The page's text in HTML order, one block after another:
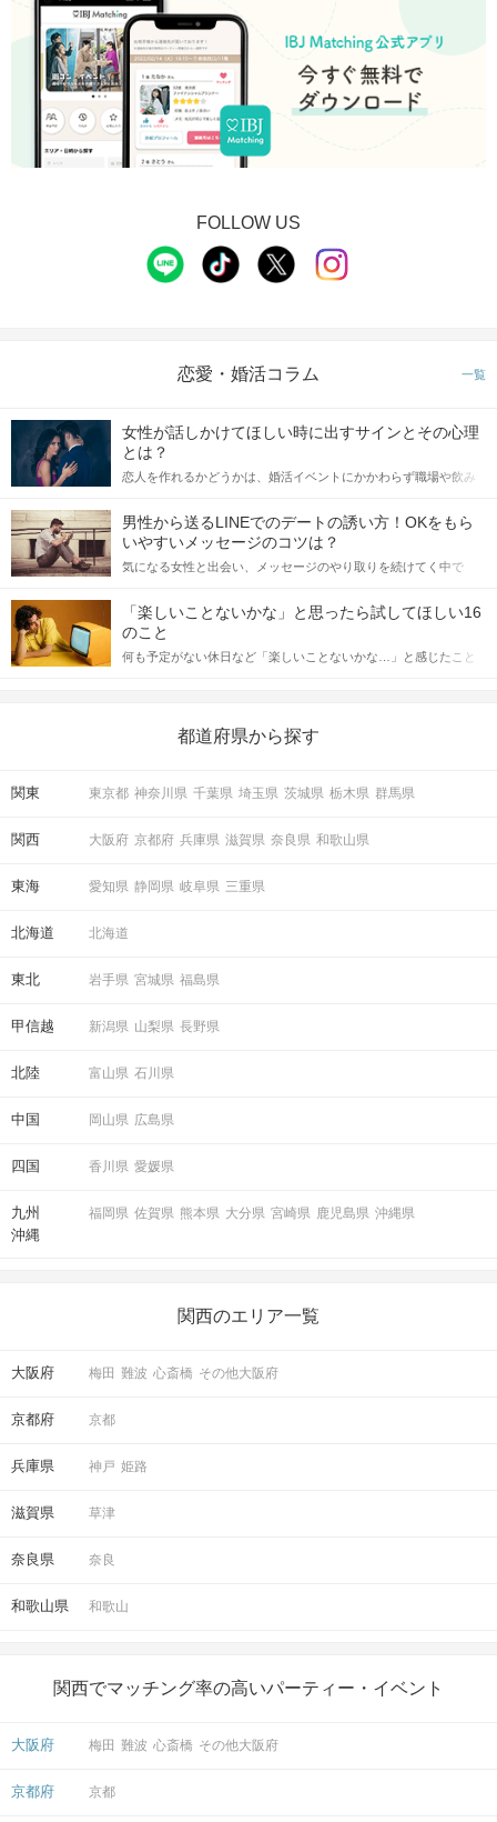
FOLLOW US
恋愛・婚活コラム 一覧
女性が話しかけてほしい時に出すサインとその心理
とは？
恋人を作れるかどうかは、婚活イベントにかかわらず職場や飲み
てアプローチできるかにも左右されます。 これから恋人作りを本
格的に始めようとしている方は、女性が異性を求めて出すサイン
をしっかりと理解し、正しい行動に移せるかどうかが重要。 この
記事では、女性が話しかけて欲しい時に出すサインとその心理を
合にどのような行動に繋げるべきかをご紹介していきます。
男性から送るLINEでのデートの誘い方！OKをもら
いやすいメッセージのコツは？
気になる女性と出会い、メッセージのやり取りを続けてく中で
しかし、中には「どう誘ったらいいの？」とお困りの男性もいら
っしゃるのではないでしょうか。 そこで今回は、男性から女性へ
送るLINEでのデートの誘い方のコツをご紹介します。例文も混じ
えながら解説するので、ぜひ参考にしてください。
「楽しいことないかな」と思ったら試してほしい16
のこと
何も予定がない休日など「楽しいことないかな…」と感じたこと
の楽しいことアイデアを集めました♪ いままさに楽しいことを探し
都道府県から探す
関東 東京都 神奈川県 千葉県 埼玉県 茨城県 栃木県 群馬県
関西 大阪府 京都府 兵庫県 滋賀県 奈良県 和歌山県
東海 愛知県 静岡県 岐阜県 三重県
北海道 北海道
東北 岩手県 宮城県 福島県
甲信越 新潟県 山梨県 長野県
北陸 富山県 石川県
中国 岡山県 広島県
四国 香川県 愛媛県
九州
沖縄
福岡県 佐賀県 熊本県 大分県 宮崎県 鹿児島県 沖縄県
関西のエリア一覧
大阪府 梅田 難波 心斎橋 その他大阪府
京都府 京都
兵庫県 神戸 姫路
滋賀県 草津
奈良県 奈良
和歌山県 和歌山
関西でマッチング率の高いパーティー・イベント
大阪府 梅田 難波 心斎橋 その他大阪府
京都府 京都